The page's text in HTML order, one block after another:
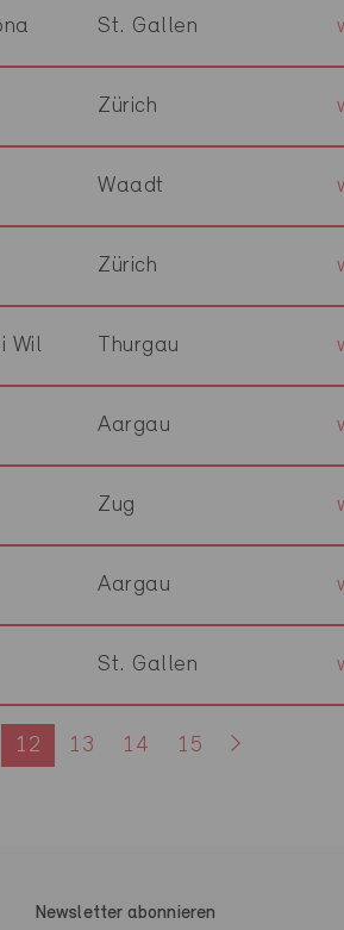
St. Gallen
Zürich
Waadt
Zürich
Wil Thurgau
Aargau
Zug
Aargau
St. Gallen
12 13 14 15
Newsletter abonnieren